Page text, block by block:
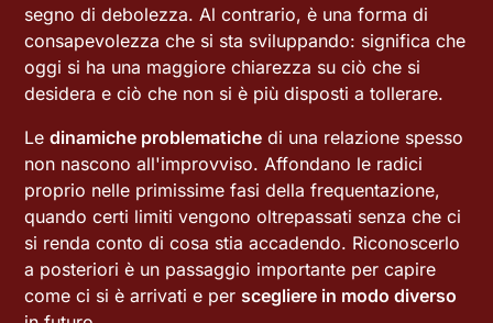
segno di debolezza. Al contrario, è una forma di
consapevolezza che si sta sviluppando: significa che
oggi si ha una maggiore chiarezza su ciò che si
desidera e ciò che non si è più disposti a tollerare.
Ledinamiche problematiche di una relazione spesso
non nascono all'improvviso. Affondano le radici
proprio nelle primissime fasi della frequentazione,
quando certi limiti vengono oltrepassati senza che ci
si renda conto di cosa stia accadendo. Riconoscerlo
a posteriori è un passaggio importante per capire
come ci si è arrivati e per scegliere in modo diverso